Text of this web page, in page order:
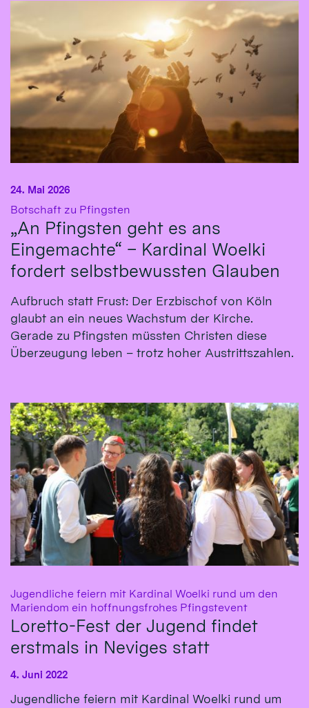
Botschaft zu Pfingsten
„An Pfingsten geht es ans
Eingemachte“ – Kardinal Woelki
fordert selbstbewussten Glauben
24. Mai 2026
Aufbruch statt Frust: Der Erzbischof von Köln
glaubt an ein neues Wachstum der Kirche.
Gerade zu Pfingsten müssten Christen diese
Überzeugung leben – trotz hoher Austrittszahlen.
Jugendliche feiern mit Kardinal Woelki rund um den
Mariendom ein hoffnungsfrohes Pfingstevent:
Loretto-Fest der Jugend findet
erstmals in Neviges statt
4. Juni 2022
Jugendliche feiern mit Kardinal Woelki rund um